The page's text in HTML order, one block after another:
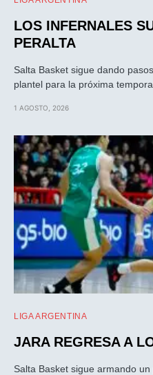
LOS INFERNALES
PERALTA
Salta Basket sigue dando
plantel para la próxima
1 AGOSTO, 2026
LIGA ARGENTINA
JARA REGRESA A
Salta Basket sigue armando